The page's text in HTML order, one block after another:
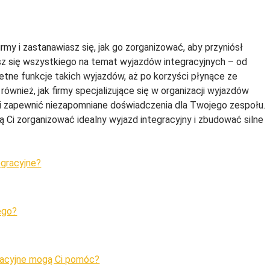
i zastanawiasz się, jak go zorganizować, aby przyniósł
się wszystkiego na temat wyjazdów integracyjnych – od
funkcje takich wyjazdów, aż po korzyści płynące ze
jak firmy specjalizujące się w organizacji wyjazdów
niezapomniane doświadczenia dla Twojego zespołu.
zorganizować idealny wyjazd integracyjny i zbudować silne
mogą Ci pomóc?